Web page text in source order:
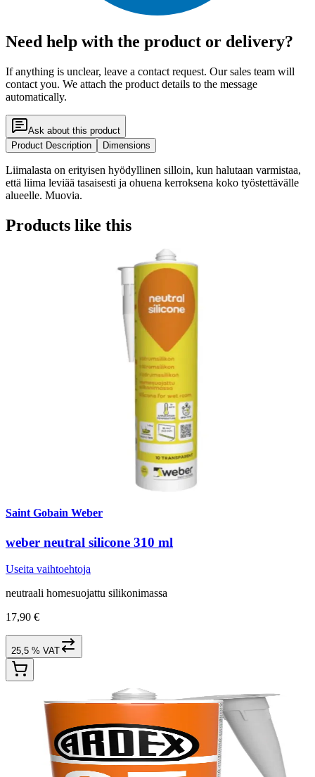
Need help with the product or delivery?
If anything is unclear, leave a contact request. Our sales team will
contact you. We attach the product details to the message
automatically.
Ask about this product
Product Description
Dimensions
Liimalasta on erityisen hyödyllinen silloin, kun halutaan varmistaa,
että liima leviää tasaisesti ja ohuena kerroksena koko työstettävälle
alueelle. Muovia.
Products like this
Saint Gobain Weber
weber neutral silicone 310 ml
Useita vaihtoehtoja
neutraali homesuojattu silikonimassa
17,90 €
25,5 % VAT